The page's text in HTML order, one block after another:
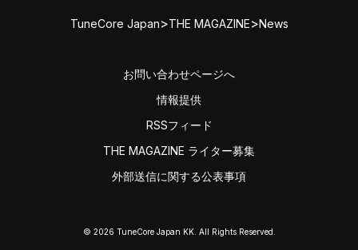
TuneCore Japan>THE MAGAZINE>News
お問い合わせページへ
情報提供
RSSフィード
THE MAGAZINE ライター募集
外部送信に関する公表事項
© 2026 TuneCore Japan KK. All Rights Reserved.